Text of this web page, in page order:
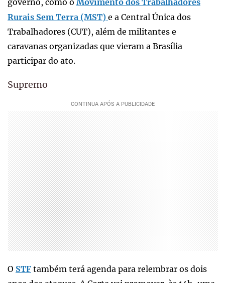
Rurais Sem Terra (MST) e a Central Única dos
Trabalhadores (CUT), além de militantes e
caravanas organizadas que vieram a Brasília
participar do ato.
Supremo
O STF também terá agenda para relembrar os dois